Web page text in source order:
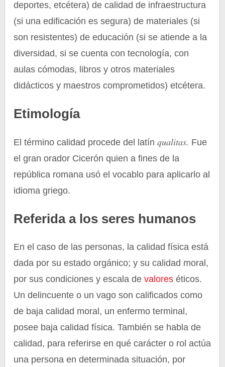
deportes, etcétera) de calidad de infraestructura
(si una edificación es segura) de materiales (si
son resistentes) de educación (si se atiende a la
diversidad, si se cuenta con tecnología, con
aulas cómodas, libros y otros materiales
didácticos y maestros comprometidos) etcétera.
Etimología
El término calidad procede del latínqualitas. Fue
el gran orador Cicerón quien a fines de la
república romana usó el vocablo para aplicarlo al
idioma griego.
Referida a los seres humanos
En el caso de las personas, la calidad física está
dada por su estado orgánico; y su calidad moral,
por sus condiciones y escala de valores éticos.
Un delincuente o un vago son calificados como
de baja calidad moral, un enfermo terminal,
posee baja calidad física. También se habla de
calidad, para referirse en qué carácter o rol actúa
una persona en determinada situación, por